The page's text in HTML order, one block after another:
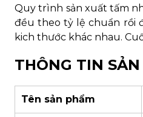
Quy trình sản xuất tấm
đều theo tỷ lệ chuẩn rồi
kich thước khác nhau.
THÔNG TIN
Tên sản phẩm